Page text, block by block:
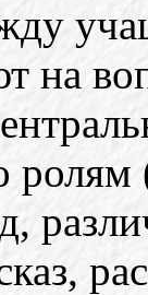
на
ролям